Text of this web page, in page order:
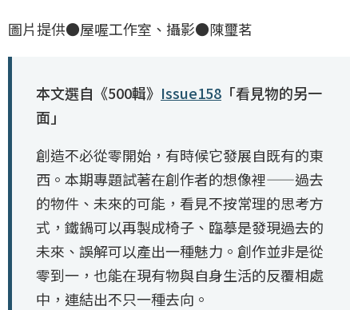
圖片提供●屋喔工作室、攝影●陳璽茗
本文選自《500輯》 Issue158 「看見物的另一
面」
創造不必從零開始，有時候它發展自既有的東
西。本期專題試著在創作者的想像裡——過去
的物件、未來的可能，看見不按常理的思考方
式，鐵鍋可以再製成椅子、臨摹是發現過去的
未來、誤解可以產出一種魅力。創作並非是從
零到一，也能在現有物與自身生活的反覆相處
中，連結出不只一種去向。